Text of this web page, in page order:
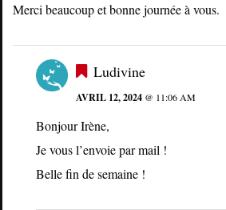
Merci beaucoup et bonne journée à vous.
Ludivine
AVRIL 12, 2024 @ 11:06 AM
Bonjour Irène,
Je vous l’envoie par mail !
Belle fin de semaine !